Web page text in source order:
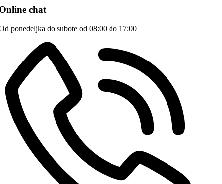
chat
ponedeljka do subote od 08:00 do 17:00